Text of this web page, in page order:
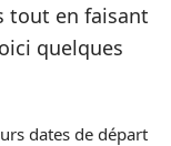
tout en faisant
quelques
dates de départ